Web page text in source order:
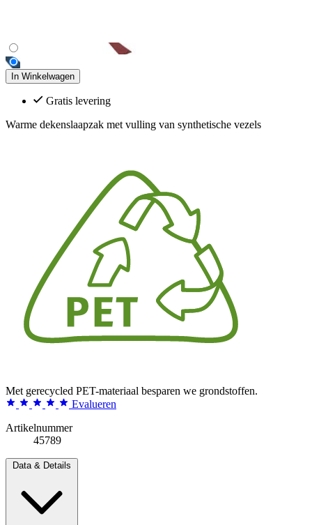
In Winkelwagen
Gratis levering
Warme dekenslaapzak met vulling van synthetische vezels
Met gerecycled PET-materiaal besparen we grondstoffen.
Evalueren
Artikelnummer
45789
Data & Details